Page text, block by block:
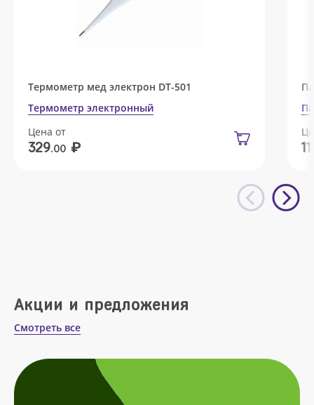
Термометр мед электрон DT-501
Термометр электронный
Цена от
329.00 ₽ 11
Акции и предложения
Смотреть все